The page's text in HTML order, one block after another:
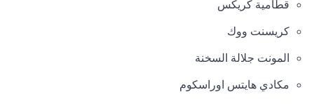
قطامية كريكس
كريسنت ووك
المونت جلالة السخنة
مكادي هايتس اوراسكوم